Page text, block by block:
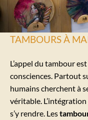
TAMBOURS À
L’appel du tambour
consciences. Partout
humains cherchent à
véritable.
s’y rendre. Les